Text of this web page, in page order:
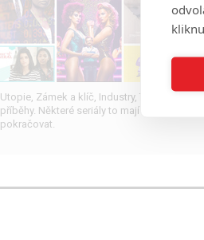
Utopie, Zámek a klíč, Industry, Ted Lasso
příběhy. Některé seriály to mají spočítané,
pokračovat.